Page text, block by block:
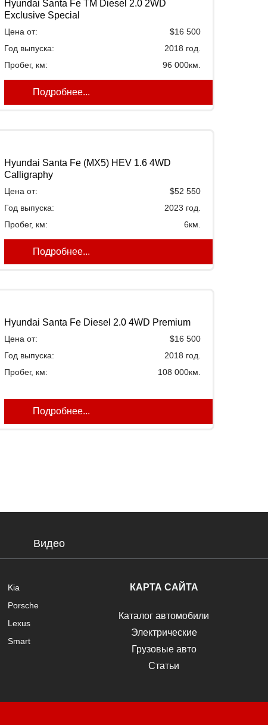
Hyundai Santa Fe TM Diesel 2.0 2WD
Exclusive Special
Цена от:
$16 500
Год выпуска:
2018 год.
Пробег, км:
96 000км.
Подробнее...
Hyundai Santa Fe (MX5) HEV 1.6 4WD
Calligraphy
Цена от:
$52 550
Год выпуска:
2023 год.
Пробег, км:
6км.
Подробнее...
Hyundai Santa Fe Diesel 2.0 4WD Premium
Цена от:
$16 500
Год выпуска:
2018 год.
Пробег, км:
108 000км.
Подробнее...
Видео
Kia
Porsche
Lexus
Smart
КАРТА САЙТА
Каталог автомобили
Электрические
Грузовые авто
Статьи